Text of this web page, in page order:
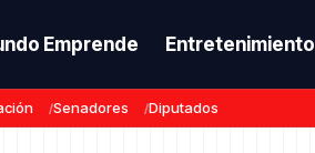
Emprende Entretenimiento
Senadores Diputados